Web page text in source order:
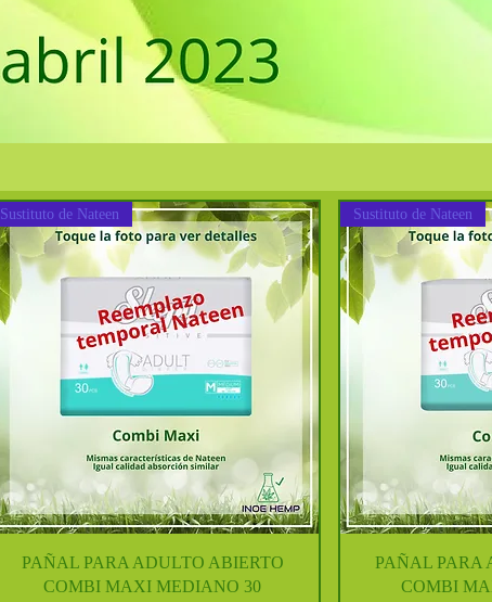
Vista rápida
Sustituto de Nateen
PAÑAL PARA ADULTO ABIERTO
COMBI MAXI MEDIANO 30
Sustituto de Nateen
PAÑAL PARA
COMBI